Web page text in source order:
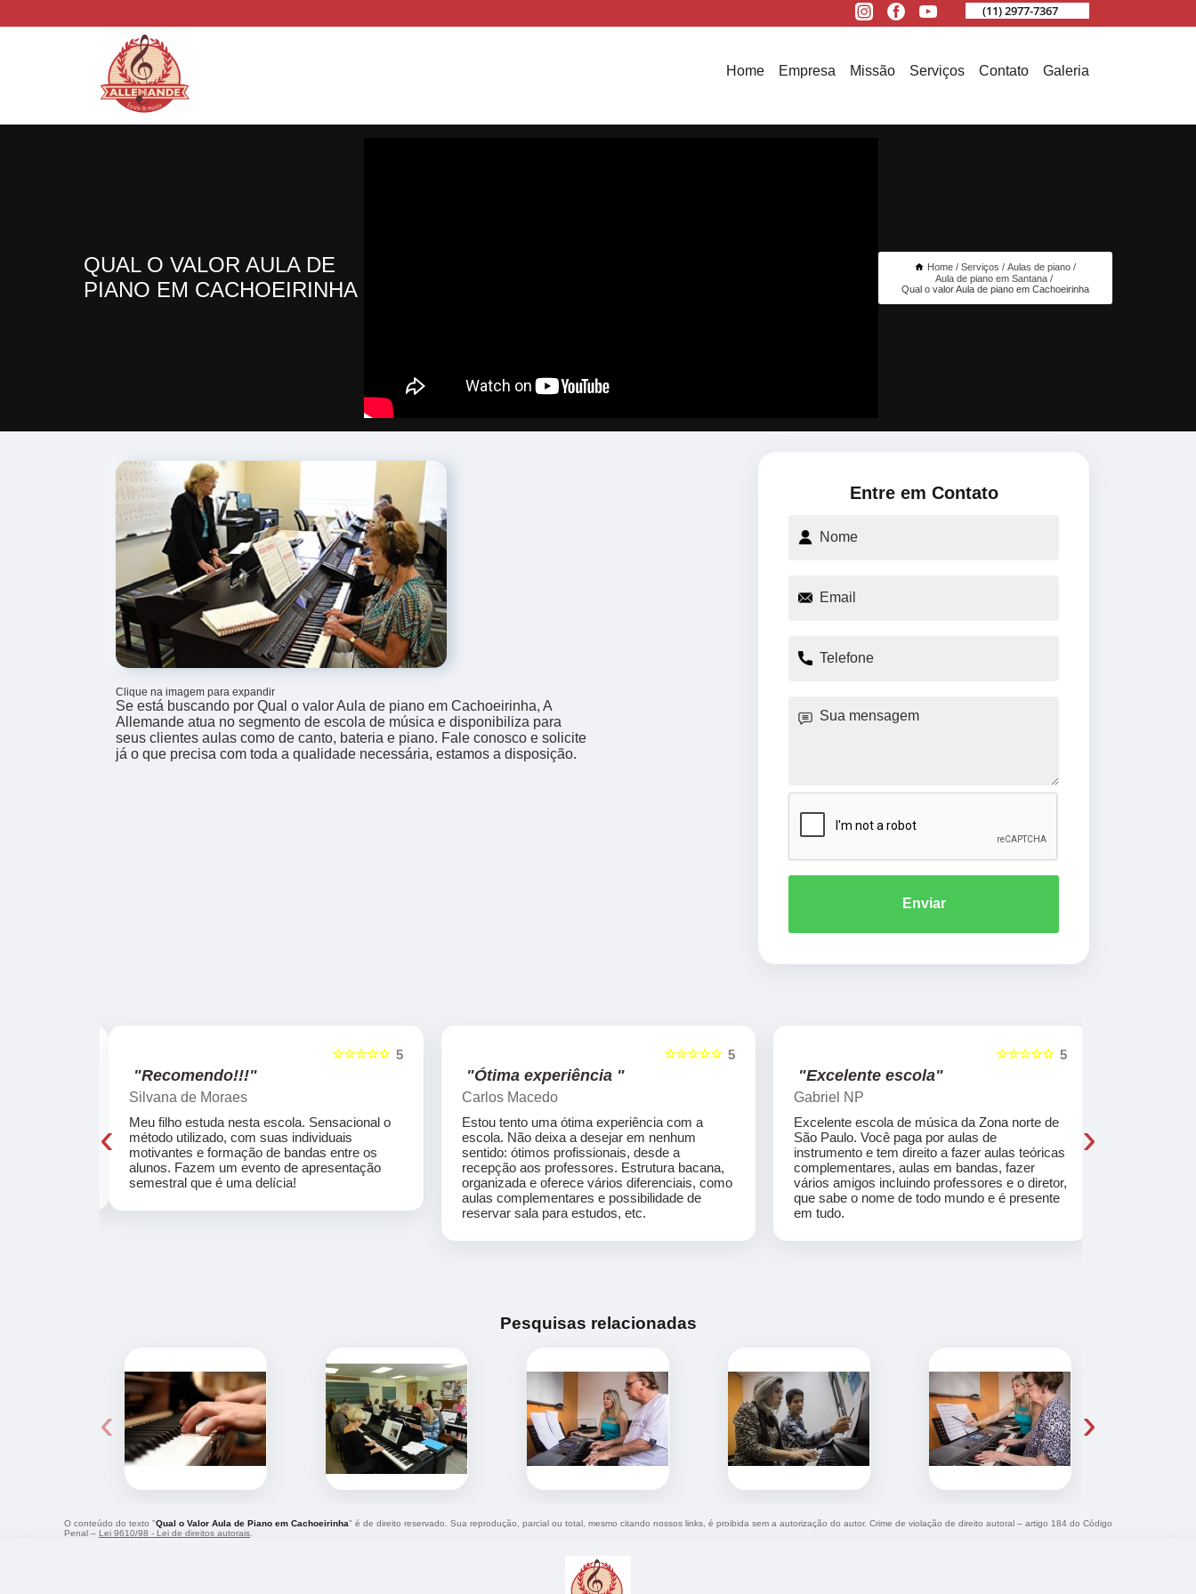
(11) 2977-7367
Home Empresa Missão Serviços Contato Galeria
QUAL O VALOR AULA DE
PIANO EM CACHOEIRINHA
Home Serviços
Aulas de piano
Aula de piano em Santana
Qual o valor Aula de piano em Cachoeirinha
Clique na imagem para expandir
Se está buscando por Qual o valor Aula de piano em Cachoeirinha, A
Allemande atua no segmento de escola de música e disponibiliza para
seus clientes aulas como de canto, bateria e piano. Fale conosco e solicite
já o que precisa com toda a qualidade necessária, estamos a disposição.
Entre em Contato
Enviar
5
☆☆☆☆☆
"Recomendo!!!"
Silvana de Moraes
Meu filho estuda nesta escola. Sensacional o
método utilizado, com suas individuais
motivantes e formação de bandas entre os
alunos. Fazem um evento de apresentação
semestral que é uma delícia!
5
☆☆☆☆☆
"Ótima experiência "
Carlos Macedo
Estou tento uma ótima experiência com a
escola. Não deixa a desejar em nenhum
sentido: ótimos profissionais, desde a
recepção aos professores. Estrutura bacana,
organizada e oferece vários diferenciais, como
aulas complementares e possibilidade de
reservar sala para estudos, etc.
5
☆☆☆☆☆
"Excelente escola"
Gabriel NP
Excelente escola de música da Zona norte de
São Paulo. Você paga por aulas de
instrumento e tem direito a fazer aulas teóricas
complementares, aulas em bandas, fazer
vários amigos incluindo professores e o diretor,
que sabe o nome de todo mundo e é presente
em tudo.
‹ ›
Pesquisas relacionadas
‹ ›
O conteúdo do texto "Qual o Valor Aula de Piano em Cachoeirinha" é de direito reservado. Sua reprodução, parcial ou total, mesmo citando nossos links, é proibida sem a autorização do autor. Crime de violação de direito autoral – artigo 184 do Código
Penal – Lei 9610/98 - Lei de direitos autorais